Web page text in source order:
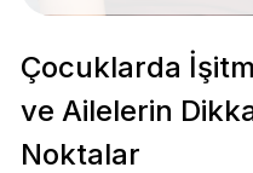
Çocuklarda
ve Ailelerin
Noktalar